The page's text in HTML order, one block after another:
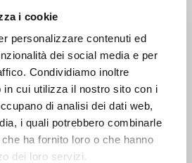
i cookie
personalizzare contenuti ed
dei social media e per
Condividiamo inoltre
in cui utilizza il nostro sito con i
di analisi dei dati web,
i quali potrebbero combinarle
ha fornito loro o che hanno
dei loro servizi.
l’effetto nobilitato che
su DoctaPrint e in poco
cartoline e i tuoi inviti.
e risorse. Se vuoi farti
nulla di meglio che dare un
alla tua comunicazione: scegli